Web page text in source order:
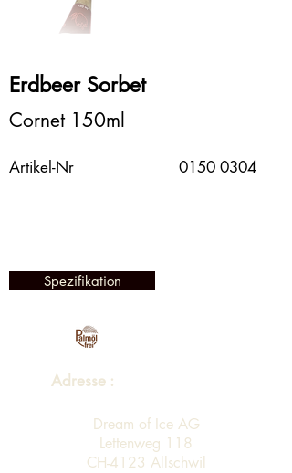
Erdbeer Sorbet
Cornet 150ml
Artikel-Nr 0150 0304
Spezifikation
Adresse :
Dream of Ice AG
Lettenweg 118
CH-4123 Allschwil